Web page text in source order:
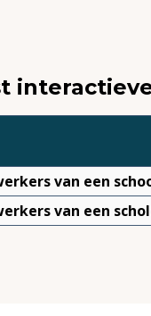
van een
van een